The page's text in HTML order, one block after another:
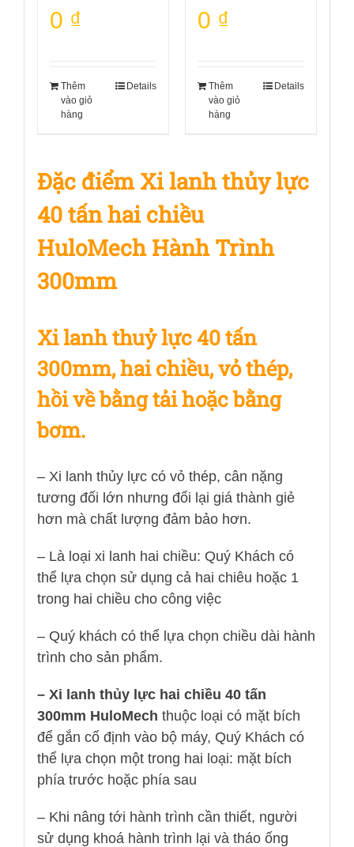
0 ₫
Thêm
vào giỏ
hàng
Details
0 ₫
Thêm
vào giỏ
hàng
Details
Đặc điểm Xi lanh thủy lực
40 tấn hai chiều
HuloMech Hành Trình
300mm
Xi lanh thuỷ lực 40 tấn
300mm, hai chiều, vỏ thép,
hồi về bằng tải hoặc bằng
bơm.
– Xi lanh thủy lực có vỏ thép, cân nặng
tương đối lớn nhưng đổi lại giá thành giẻ
hơn mà chất lượng đảm bảo hơn.
– Là loại xi lanh hai chiều: Quý Khách có
thể lựa chọn sử dụng cả hai chiêu hoặc 1
trong hai chiều cho công việc
– Quý khách có thể lựa chọn chiều dài hành
trình cho sản phẩm.
– Xi lanh thủy lực hai chiều 40 tấn
300mm HuloMech thuộc loại có mặt bích
để gắn cố định vào bộ máy, Quý Khách có
thể lựa chọn một trong hai loại: mặt bích
phía trước hoặc phía sau
– Khi nâng tới hành trình cần thiết, người
sử dụng khoá hành trình lại và tháo ống